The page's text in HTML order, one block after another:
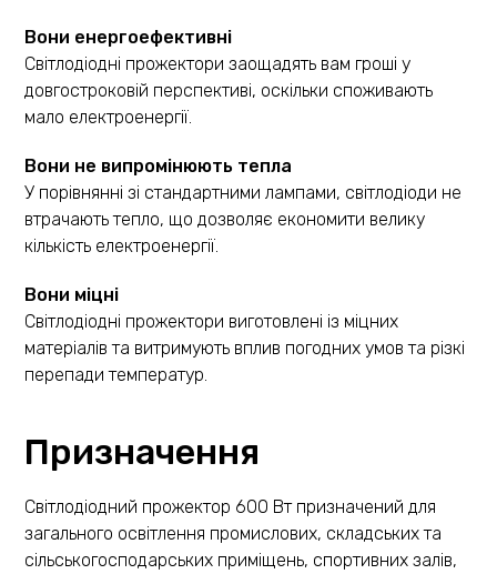
Вони енергоефективні
Світлодіодні прожектори заощадять вам гроші у
довгостроковій перспективі, оскільки споживають
мало електроенергії.
Вони не випромінюють тепла
У порівнянні зі стандартними лампами, світлодіоди не
втрачають тепло, що дозволяє економити велику
кількість електроенергії.
Вони міцні
Світлодіодні прожектори виготовлені із міцних
матеріалів та витримують вплив погодних умов та різкі
перепади температур.
Призначення
Світлодіодний прожектор 600 Вт призначений для
загального освітлення промислових, складських та
сільськогосподарських приміщень, спортивних залів,